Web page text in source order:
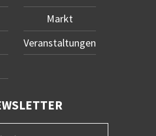
Markt
Veranstaltungen